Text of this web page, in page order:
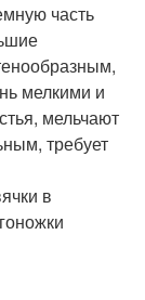
часть
мелкими и
мельчают
требует